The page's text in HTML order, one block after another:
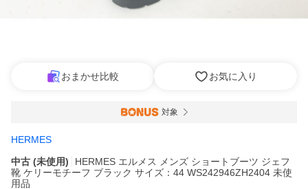
おまかせ比較 お気に入り
対象
HERMES
中古 (未使用)
HERMES エルメス メンズ ショートブーツ ジェフ
靴 ケリーモチーフ ブラック サイズ：44 WS242946ZH2404 未使
用品